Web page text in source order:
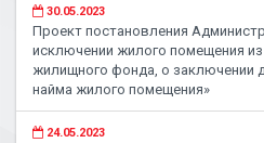
30.05.2023
Проект постановления
исключении жилого помещения
жилищного фонда, о заключении
найма жилого помещения»
24.05.2023